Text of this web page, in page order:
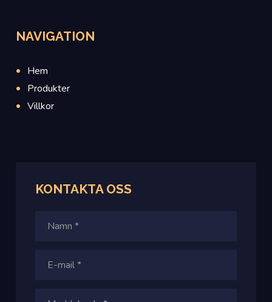
NAVIGATION
Hem
Produkter
Villkor
KONTAKTA OSS